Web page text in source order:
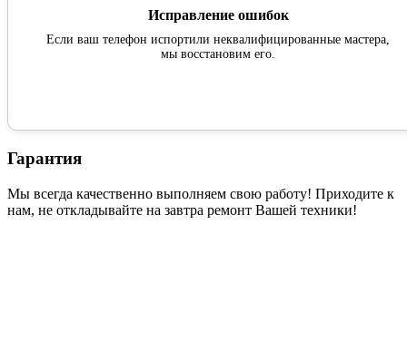
Исправление ошибок
Если ваш телефон испортили неквалифицированные мастера,
мы восстановим его.
Гарантия
Мы всегда качественно выполняем свою работу! Приходите к
нам, не откладывайте на завтра ремонт Вашей техники!